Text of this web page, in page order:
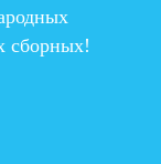
сборных!